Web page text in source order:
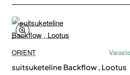
ORIENT
suitsuketeline Backflow , Lootus